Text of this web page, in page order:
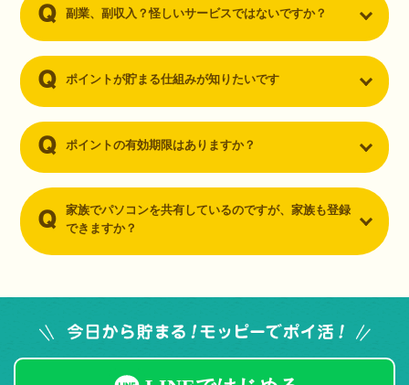
副業、副収入？怪しいサービスではないですか？
ポイントが貯まる仕組みが知りたいです
ポイントの有効期限はありますか？
家族でパソコンを共有しているのですが、家族も登録
できますか？